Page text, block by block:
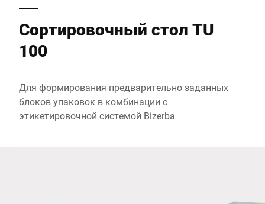
Почтовый индекс *
Сортировочный стол TU
100
Для формирования предварительно заданных
блоков упаковок в комбинации с
этикетировочной системой Bizerba